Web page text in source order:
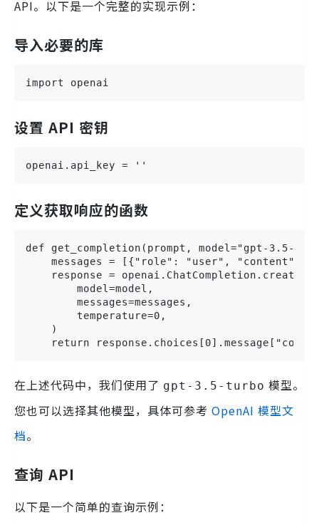
API。以下是一个完整的实现示例：
导入必要的库
import openai
设置 API 密钥
openai.api_key = ''
定义获取响应的函数
def get_completion(prompt, model="gpt-3.5-
messages = [{"role": "user", "content":
    response = openai.ChatCompletion.create(
        model=model,
        messages=messages,
        temperature=0,
    )
return
在上述代码中，我们使用了 gpt-3.5-turbo 模型。
您也可以选择其他模型，具体可参考 OpenAI 模型文
档。
查询 API
以下是一个简单的查询示例：